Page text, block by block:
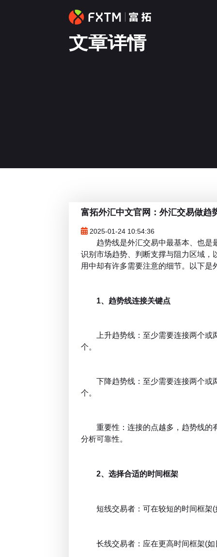
文章详情
富拓外汇中文官网：外汇交易做趋
2025-01-24 10:54:36
趋势线是外汇交易中最基本、也是
识别市场趋势、判断支撑与阻力区域
用中却有许多需要注意的细节。以下
1、趋势线连接关键点
上升趋势线：至少需要连接两个或
个。
下降趋势线：至少需要连接两个或
个。
重要性：连接的点越多，趋势线的有
分析可靠性。
2、选择合适的时间框架
短线交易者：可在较短的时间框架(
长线交易者：应在更高时间框架(如